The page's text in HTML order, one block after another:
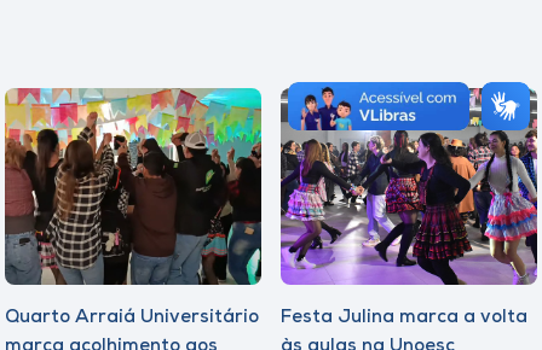
Quarto Arraiá Universitário
Festa Julina marca a volta